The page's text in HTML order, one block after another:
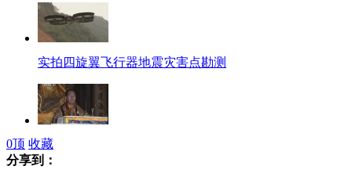
实拍四旋翼飞行器地震灾害点勘测
第十一世班禅为芦山地震受灾同胞举行祈愿法会
0顶 收藏
分享到：